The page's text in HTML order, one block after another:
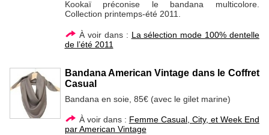
Kookaï préconise le bandana multicolore.
Collection printemps-été 2011.
À voir dans : La sélection mode 100% dentelle
de l’été 2011
Bandana American Vintage dans le Coffret
Casual
Bandana en soie, 85€ (avec le gilet marine)
À voir dans : Femme Casual, City, et Week End
par American Vintage